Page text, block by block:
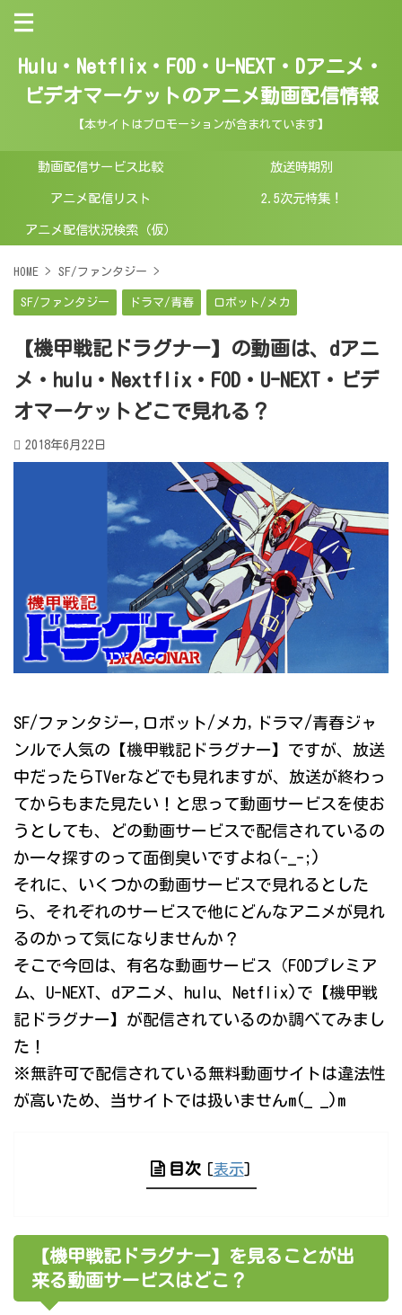
Hulu・Netflix・FOD・U-NEXT・Dアニメ・
ビデオマーケットのアニメ動画配信情報
【本サイトはプロモーションが含まれています】
動画配信サービス比較 放送時期別
アニメ配信リスト 2.5次元特集！
アニメ配信状況検索（仮）
HOME > SF/ファンタジー >
SF/ファンタジー ドラマ/青春 ロボット/メカ
【機甲戦記ドラグナー】の動画は、dアニ
メ・hulu・Nextflix・FOD・U-NEXT・ビデ
オマーケットどこで見れる？
2018年6月22日
SF/ファンタジー,ロボット/メカ,ドラマ/青春ジャ
ンルで人気の【機甲戦記ドラグナー】ですが、放送
中だったらTVerなどでも見れますが、放送が終わっ
てからもまた見たい！と思って動画サービスを使お
うとしても、どの動画サービスで配信されているの
か一々探すのって面倒臭いですよね(-_-;)
それに、いくつかの動画サービスで見れるとした
ら、それぞれのサービスで他にどんなアニメが見れ
るのかって気になりませんか？
そこで今回は、有名な動画サービス（FODプレミア
ム、U-NEXT、dアニメ、hulu、Netflix)で【機甲戦
記ドラグナー】が配信されているのか調べてみまし
た！
※無許可で配信されている無料動画サイトは違法性
が高いため、当サイトでは扱いませんm(_ _)m
目次 [表示]
【機甲戦記ドラグナー】を見ることが出
来る動画サービスはどこ？